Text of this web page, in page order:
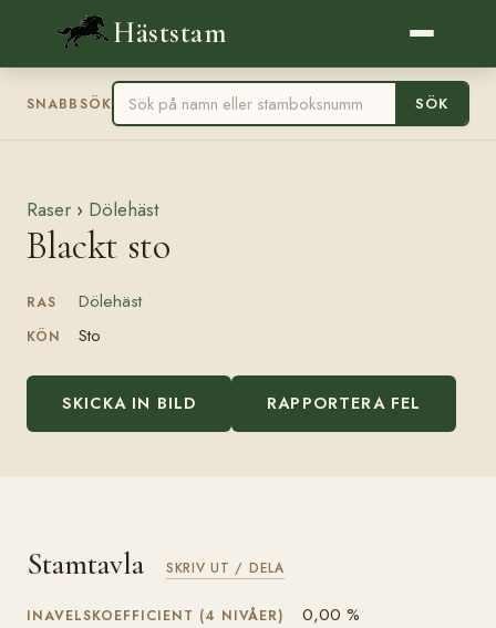
Häststam
SNABBSÖK SÖK
Raser › Dölehäst
Blackt sto
RAS Dölehäst
KÖN Sto
SKICKA IN BILD RAPPORTERA FEL
Stamtavla SKRIV UT / DELA
INAVELSKOEFFICIENT (4 NIVÅER) 0,00 %